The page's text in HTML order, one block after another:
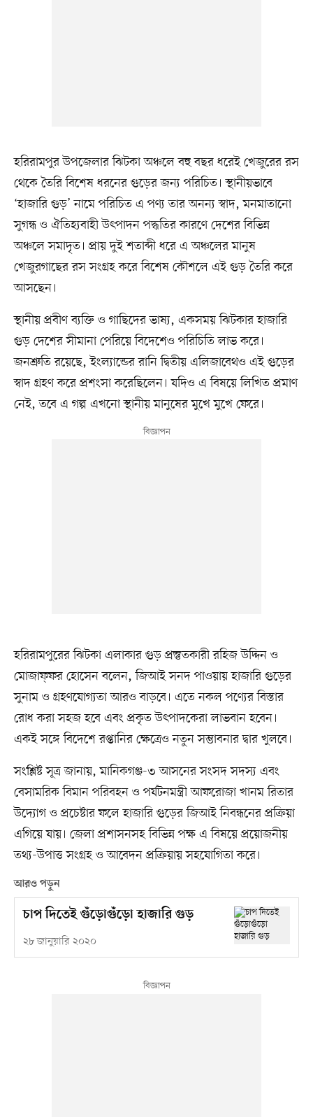
হরিরামপুর উপজেলার ঝিটকা অঞ্চলে বহু বছর ধরেই খেজুরের রস
থেকে তৈরি বিশেষ ধরনের গুড়ের জন্য পরিচিত। স্থানীয়ভাবে
‘হাজারি গুড়’ নামে পরিচিত এ পণ্য তার অনন্য স্বাদ, মনমাতানো
সুগন্ধ ও ঐতিহ্যবাহী উৎপাদন পদ্ধতির কারণে দেশের বিভিন্ন
অঞ্চলে সমাদৃত। প্রায় দুই শতাব্দী ধরে এ অঞ্চলের মানুষ
খেজুরগাছের রস সংগ্রহ করে বিশেষ কৌশলে এই গুড় তৈরি করে
আসছেন।
স্থানীয় প্রবীণ ব্যক্তি ও গাছিদের ভাষ্য, একসময় ঝিটকার হাজারি
গুড় দেশের সীমানা পেরিয়ে বিদেশেও পরিচিতি লাভ করে।
জনশ্রুতি রয়েছে, ইংল্যান্ডের রানি দ্বিতীয় এলিজাবেথও এই গুড়ের
স্বাদ গ্রহণ করে প্রশংসা করেছিলেন। যদিও এ বিষয়ে লিখিত প্রমাণ
নেই, তবে এ গল্প এখনো স্থানীয় মানুষের মুখে মুখে ফেরে।
হরিরামপুরের ঝিটকা এলাকার গুড় প্রস্তুতকারী রহিজ উদ্দিন ও
মোজাফ্ফর হোসেন বলেন, জিআই সনদ পাওয়ায় হাজারি গুড়ের
সুনাম ও গ্রহণযোগ্যতা আরও বাড়বে। এতে নকল পণ্যের বিস্তার
রোধ করা সহজ হবে এবং প্রকৃত উৎপাদকেরা লাভবান হবেন।
একই সঙ্গে বিদেশে রপ্তানির ক্ষেত্রেও নতুন সম্ভাবনার দ্বার খুলবে।
সংশ্লিষ্ট সূত্র জানায়, মানিকগঞ্জ-৩ আসনের সংসদ সদস্য এবং
বেসামরিক বিমান পরিবহন ও পর্যটনমন্ত্রী আফরোজা খানম রিতার
উদ্যোগ ও প্রচেষ্টার ফলে হাজারি গুড়ের জিআই নিবন্ধনের প্রক্রিয়া
এগিয়ে যায়। জেলা প্রশাসনসহ বিভিন্ন পক্ষ এ বিষয়ে প্রয়োজনীয়
তথ্য-উপাত্ত সংগ্রহ ও আবেদন প্রক্রিয়ায় সহযোগিতা করে।
আরও পড়ুন
চাপ দিতেই গুঁড়োগুঁড়ো হাজারি গুড়
২৮ জানুয়ারি ২০২০